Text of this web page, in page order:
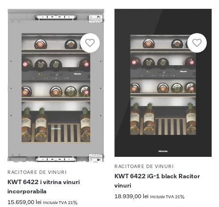
RACITOARE DE VINURI
KWT 6422 i vitrina vinuri
incorporabila
15.659,00 lei Inclusiv TVA 21%
RACITOARE DE VINURI
KWT 6422 iG-1 black Racitor
vinuri
18.939,00 lei Inclusiv TVA 21%